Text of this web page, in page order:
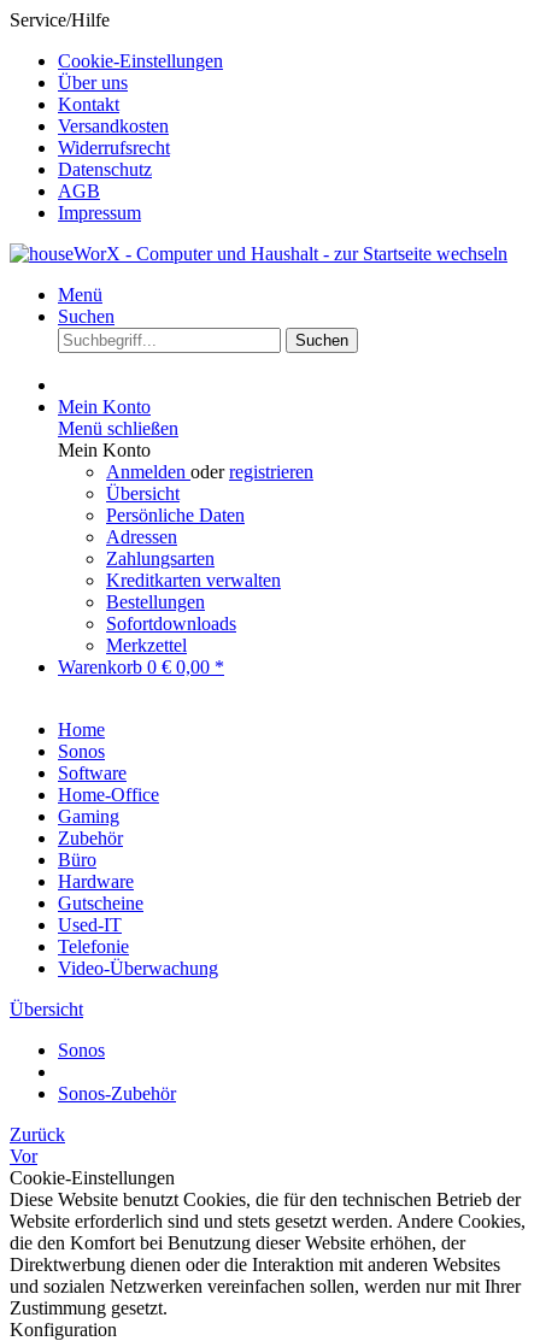
Service/Hilfe
Cookie-Einstellungen
Über uns
Kontakt
Versandkosten
Widerrufsrecht
Datenschutz
AGB
Impressum
Menü
Suchen
Suchen
Mein Konto
Menü schließen
Mein Konto
Anmelden oderregistrieren
Übersicht
Persönliche Daten
Adressen
Zahlungsarten
Kreditkarten verwalten
Bestellungen
Sofortdownloads
Merkzettel
Warenkorb 0 € 0,00 *
Home
Sonos
Software
Home-Office
Gaming
Zubehör
Büro
Hardware
Gutscheine
Used-IT
Telefonie
Video-Überwachung
Übersicht
Sonos
Sonos-Zubehör
Zurück
Vor
Cookie-Einstellungen
Diese Website benutzt Cookies, die für den technischen Betrieb der
Website erforderlich sind und stets gesetzt werden. Andere Cookies,
die den Komfort bei Benutzung dieser Website erhöhen, der
Direktwerbung dienen oder die Interaktion mit anderen Websites
und sozialen Netzwerken vereinfachen sollen, werden nur mit Ihrer
Zustimmung gesetzt.
Konfiguration